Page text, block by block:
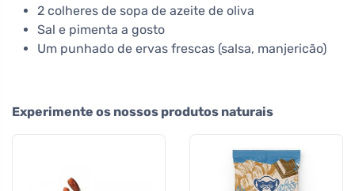
2 colheres de sopa de azeite de oliva
Sal e pimenta a gosto
Um punhado de ervas frescas (salsa, manjericão)
Experimente os nossos produtos naturais